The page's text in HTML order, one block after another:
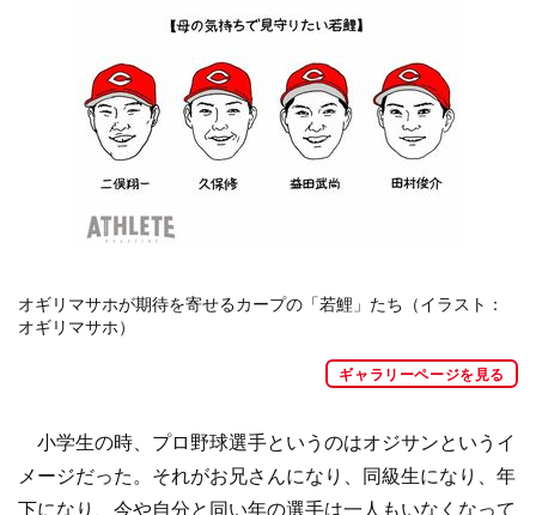
オギリマサホが期待を寄せるカープの「若鯉」たち（イラスト：
オギリマサホ）
ギャラリーページを見る
小学生の時、プロ野球選手というのはオジサンというイ
メージだった。それがお兄さんになり、同級生になり、年
下になり、今や自分と同い年の選手は一人もいなくなって